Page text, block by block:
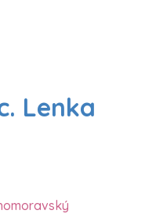
Lenka